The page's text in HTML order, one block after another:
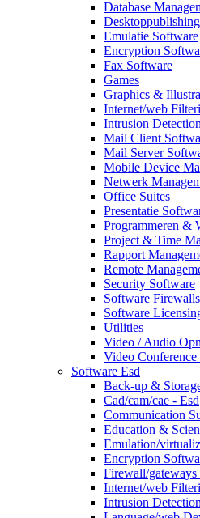
Database
Desktoppublishing
Emulatie Software
Encryption
Fax Software
Games
Graphics &
Internet/web
Intrusion Detection
Mail Client
Mail Server
Mobile Device
Netwerk
Office Suites
Presentatie
Programmeren &
Project & Time
Rapport
Remote
Security Software
Software
Software
Utilities
Video / Audio
Video
Software Esd
Back-up &
Cad/cam/cae - Esd
Communication
Education &
Emulation/
Encryption
Firewall/gateways
Internet/web
Intrusion